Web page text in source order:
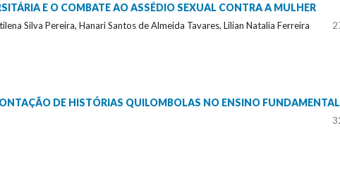
E O COMBATE AO ASSÉDIO SEXUAL CONTRA A MULHER
Silva Pereira, Hanari Santos de Almeida Tavares, Lilian Natalia Ferreira
DE HISTÓRIAS QUILOMBOLAS NO ENSINO